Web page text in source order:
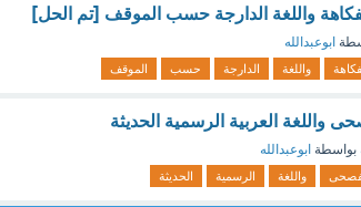
واللغة الدارجة حسب الموقف [تم الحل]
ابوعبدالله
واللغة الدارجة حسب الموقف
واللغة العربية الرسمية الحديثة
بواسطة ابوعبدالله
واللغة الرسمية الحديثة